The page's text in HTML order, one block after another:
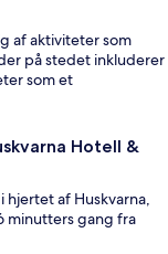
af aktiviteter som
på stedet inkluderer
som et
Hotell &
hjertet af Huskvarna,
minutters gang fra